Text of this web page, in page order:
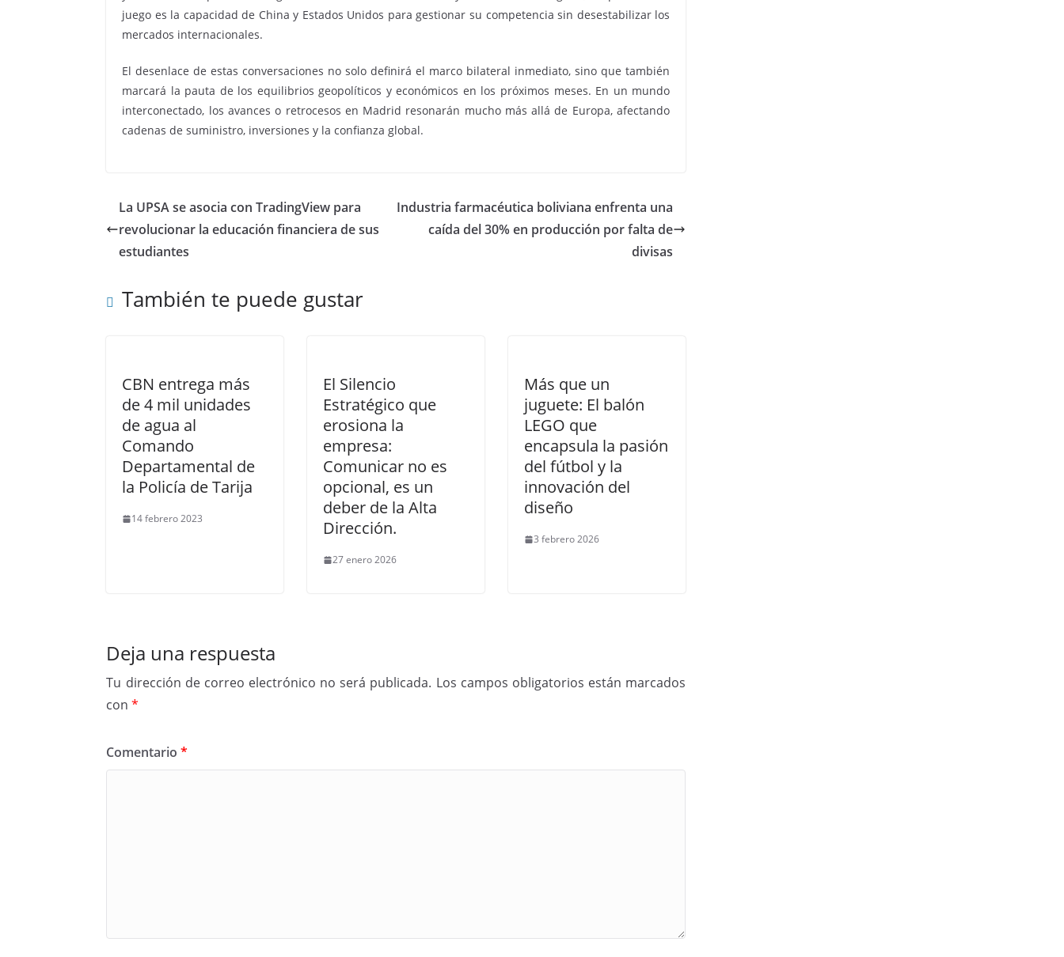
juego es la capacidad de China y Estados Unidos para gestionar su competencia sin desestabilizar los
mercados internacionales.
El desenlace de estas conversaciones no solo definirá el marco bilateral inmediato, sino que también
marcará la pauta de los equilibrios geopolíticos y económicos en los próximos meses. En un mundo
interconectado, los avances o retrocesos en Madrid resonarán mucho más allá de Europa, afectando
cadenas de suministro, inversiones y la confianza global.
La UPSA se asocia con TradingView para
revolucionar la educación financiera de sus
estudiantes
Industria farmacéutica boliviana enfrenta una
caída del 30% en producción por falta de
divisas
También te puede gustar
CBN entrega más
de 4 mil unidades
de agua al
Comando
Departamental de
la Policía de Tarija
14 febrero 2023
El Silencio
Estratégico que
erosiona la
empresa:
Comunicar no es
opcional, es un
deber de la Alta
Dirección.
27 enero 2026
Más que un
juguete: El balón
LEGO que
encapsula la pasión
del fútbol y la
innovación del
diseño
3 febrero 2026
Deja una respuesta
Tu dirección de correo electrónico no será publicada. Los campos obligatorios están marcados
con*
Comentario*